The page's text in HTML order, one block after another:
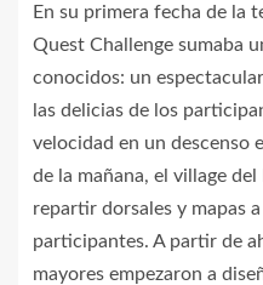
En su primera fecha de la
Quest Challenge sumaba
conocidos: un
las delicias de los
velocidad en un descenso
de la mañana, el village
repartir dorsales y mapas
participantes. A partir de
mayores empezaron a